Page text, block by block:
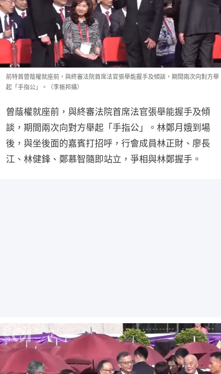
前特首曾蔭權就座前，與終審法院首席法官張舉能握手及傾談，期間兩次向對方舉
起「手指公」。（李振邦攝）
曾蔭權就座前，與終審法院首席法官張舉能握手及傾
談，期間兩次向對方舉起「手指公」。林鄭月娥到場
後，與坐後面的嘉賓打招呼，行會成員林正財、廖長
江、林健鋒、鄭慕智隨即站立，爭相與林鄭握手。